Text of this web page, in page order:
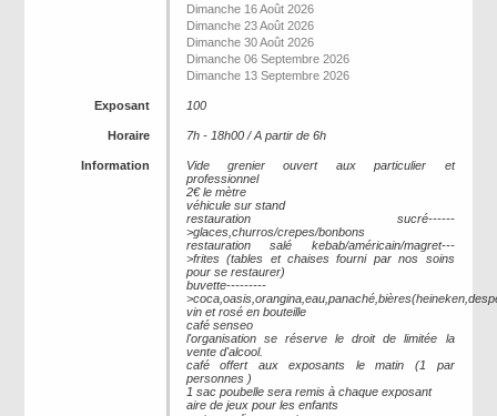
Dimanche 16 Août 2026
Dimanche 23 Août 2026
Dimanche 30 Août 2026
Dimanche 06 Septembre 2026
Dimanche 13 Septembre 2026
Exposant 100
Horaire 7h - 18h00 / A partir de 6h
Information
Vide grenier ouvert aux particulier et
professionnel
2€ le mètre
véhicule sur stand
restauration sucré------
>glaces,churros/crepes/bonbons
restauration salé kebab/américain/magret---
>frites (tables et chaises fourni par nos soins
pour se restaurer)
buvette---------
vin et rosé en bouteille
café senseo
l'organisation se réserve le droit de limitée la
vente d'alcool.
café offert aux exposants le matin (1 par
personnes )
1 sac poubelle sera remis à chaque exposant
aire de jeux pour les enfants